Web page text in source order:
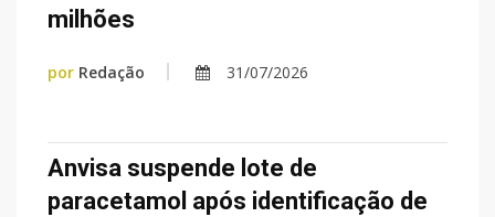
milhões
por Redação 31/07/2026
Anvisa suspende lote de
paracetamol após identificação de